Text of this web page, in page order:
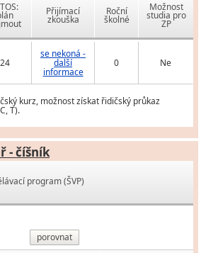
Přijímací
zkouška
Roční
školné
Možnost
studia pro
ZP
24
se nekoná -
další
informace
0 Ne
kurz, možnost získat řidičský průkaz
T).
- číšník
program (ŠVP)
porovnat